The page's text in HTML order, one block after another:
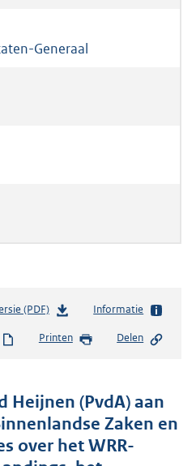
Generaal
(PDF)b
s
d
s
g
r
Informatie
Printen Delen
Heijnen (PvdA) aan
Zaken en
over het WRR-